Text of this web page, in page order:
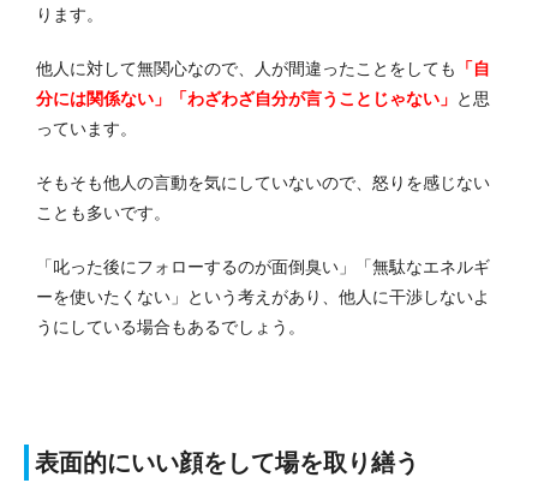
ります。
他人に対して無関心なので、人が間違ったことをしても
「自
分には関係ない」「わざわざ自分が言うことじゃない」 と思
っています。
そもそも他人の言動を気にしていないので、怒りを感じない
ことも多いです。
「叱った後にフォローするのが面倒臭い」「無駄なエネルギ
ーを使いたくない」という考えがあり、他人に干渉しないよ
うにしている場合もあるでしょう。
表面的にいい顔をして場を取り繕う